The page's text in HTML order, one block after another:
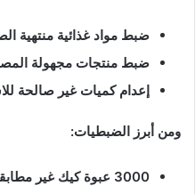
ضبط مواد غذائية منتهية
ضبط منتجات مجهولة
إعدام كميات غير صالحة
ومن أبرز الضبطيات:
3000 عبوة كيك غير مطابقة